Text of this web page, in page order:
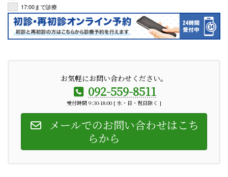
17:00まで診療
お気軽にお問い合わせください。
092-559-8511
受付時間 9:30-18:00 [ 水・日・祝日除く ]
メールでのお問い合わせはこち
らから